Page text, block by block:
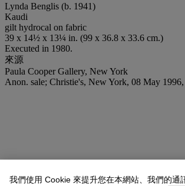
Lynda Benglis (b. 1941)
Kaudi
gilt hydrocal on fabric
39 x 14½ x 13¼ in. (99 x 36.8 x 33.6 cm.)
Executed in 1980.
來源
Paula Cooper Gallery, New York
Anon. sale; Christie's, New York, 08 May
我們使用 Cookie 來提升您在本網站、我們的通